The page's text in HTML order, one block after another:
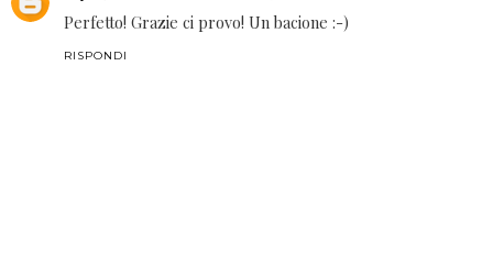
Perfetto! Grazie ci provo! Un bacione :-)
RISPONDI